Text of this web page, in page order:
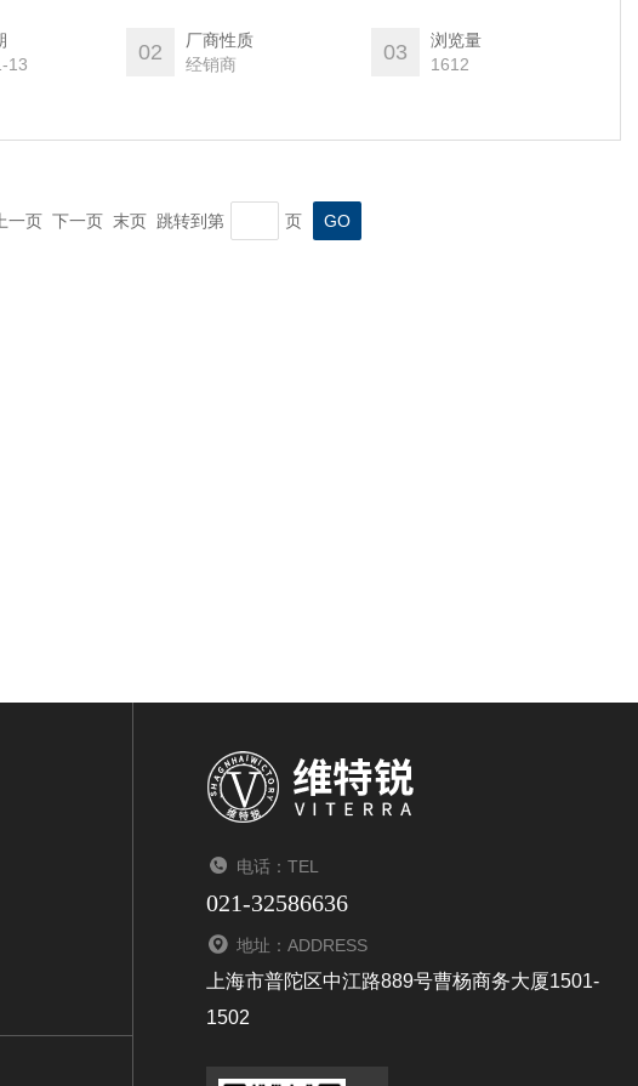
13
02
厂商性质
经销商
03
浏览量
1612
一页 下一页 末页 跳转到第 页
电话：TEL
021-32586636
地址：ADDRESS
上海市普陀区中江路889号曹杨商务大厦1501-
1502